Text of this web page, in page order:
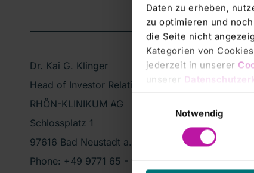
Daten zu erheben,
zu optimieren und
die Seite nicht
Kategorien von
jederzeit in unserer
unserer
Notwendig
Dr. Kai G. Klinger
Head of Investor Relations
RHÖN-KLINIKUM AG
Schlossplatz 1
97616 Bad Neustadt a. d. Saale
Phone: +49 9771 65 - 1318